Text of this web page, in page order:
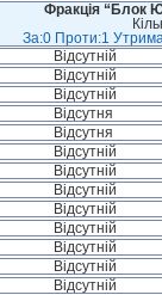
Фракція “Блок
За:0 Проти:1
Відсутній
Відсутній
Відсутній
Відсутня
Відсутня
Відсутній
Відсутній
Відсутній
Відсутній
Відсутній
Відсутній
Відсутній
Відсутній